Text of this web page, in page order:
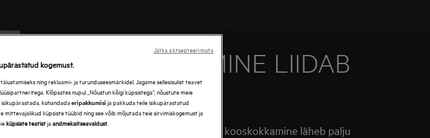
SÖÖGITEGEMINE LIIDAB
INIMESI
Üksinda teed sa ju iga päev süüa, kooskokkamine läheb palju
kogemust.
ning reklaami- ja turunduseesmärkidel. Jagame sellesisulist teavet
Klõpsates nupul „Nõustun kõigi küpsistega“, nõustute meie
kohandadaeripakkumisi ja pakkuda teile isikupärastatud
mittevajalikud küpsiste tüübid ning see võib mõjutada teie sirvimiskogemust ja
küpsiste teatistjaandmekaitseavaldust
Jätka aktsepteerimata